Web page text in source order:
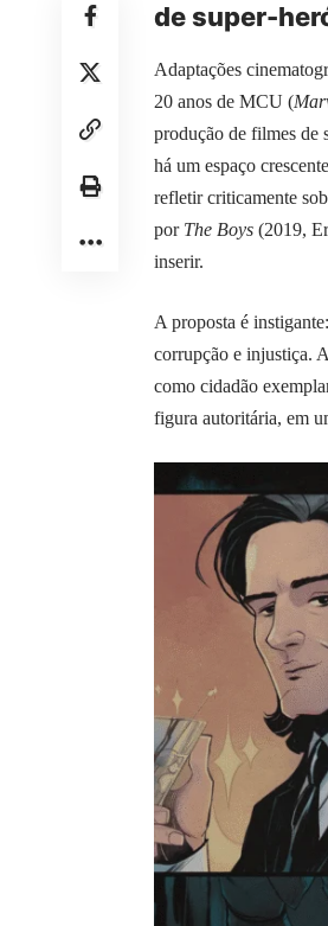
de super-
Adaptações
20 anos de MCU (
produção de filmes de
há um espaço
refletir criticamente
por The Boys (2019,
inserir.
A proposta é
corrupção e injustiça.
como cidadão
figura autoritária, em